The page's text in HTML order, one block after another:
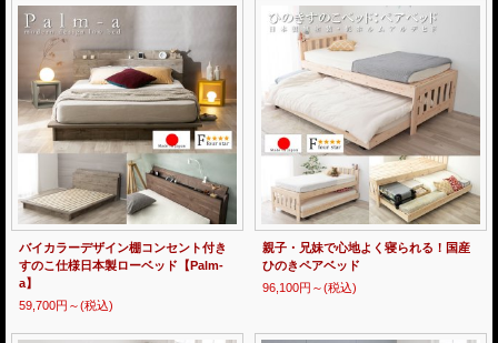
バイカラーデザイン棚コンセント付き
すのこ仕様日本製ローベッド【Palm-
a】
59,700円～(税込)
親子・兄妹で心地よく寝られる！国産
ひのきペアベッド
96,100円～(税込)